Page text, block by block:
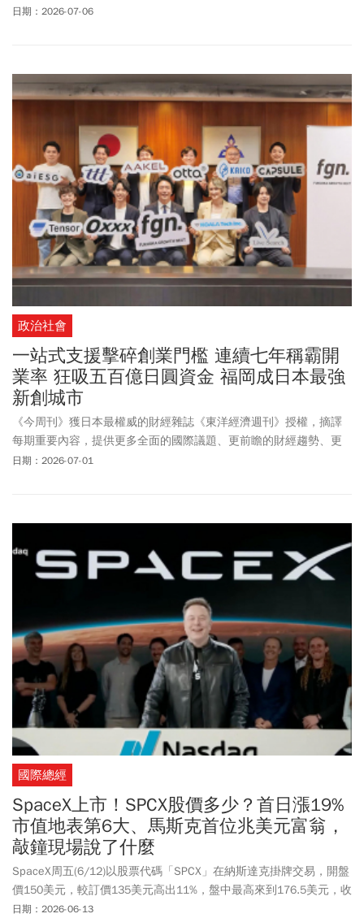
隨後逃逸。矢板已送到台中林新醫院治療並報警處理。綜合媒體報
後因素。
日期：2026-07-06
政治社會
一站式支援擊碎創業門檻 連續七年稱霸開
業率 狂吸五百億日圓資金 福岡成日本最強
新創城市
《今周刊》獲日本最權威的財經雜誌《東洋經濟週刊》授權，摘譯
每期重要內容，提供更多全面的國際議題、更前瞻的財經趨勢、更
多元的產業動態。
日期：2026-07-01
國際總經
SpaceX上市！SPCX股價多少？首日漲19%
市值地表第6大、馬斯克首位兆美元富翁，
敲鐘現場說了什麼
SpaceX周五(6/12)以股票代碼「SPCX」在納斯達克掛牌交易，開盤
價150美元，較訂價135美元高出11%，盤中最高來到176.5美元，收
在160.95美元，上漲19.2%，成交量約800億美元，市值2.1兆美元
日期：2026-06-13